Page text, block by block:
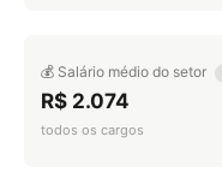
💰 Salário médio do setor
R$ 2.074
todos os cargos